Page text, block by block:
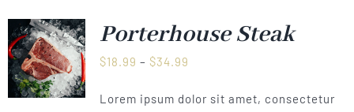
Porterhouse Steak
$18.99 – $34.99
bis
Lorem ipsum dolor sit amet, consectetur